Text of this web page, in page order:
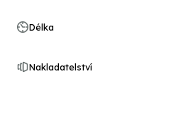
Délka
Nakladatelství